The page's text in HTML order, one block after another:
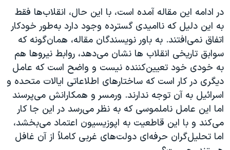
در ادامه این مقاله آمده است، با این حال، انقلاب‌ها فقط
به این دلیل که ناامیدی گسترده وجود دارد به‌طور خودکار
اتفاق نمی‌افتند. به باور نویسندگان مقاله، همان‌گونه که
سوابق تاریخی انقلاب ها نشان می‌دهد، روابط نیروها هم
به خودی خود تعیین‌کننده نیست و واضح است که عامل
دیگری در کار است که ساختارهای اطلاعاتی ایالات متحده و
اسرائیل به آن توجه ندارند. ورمسر و همکارانش می‌پرسند
اما این عامل ناملموسی که به نظر می‌رسد در این جا کار
می‌کند و با این قاطعیت به اپوزیسیون اعتماد می‌بخشد،
اما تحلیل‌گران حرفه‌ای دولت‌های غربی کاملاً از آن غافل